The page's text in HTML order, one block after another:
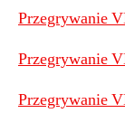
Przegrywanie
Przegrywanie
Przegrywanie